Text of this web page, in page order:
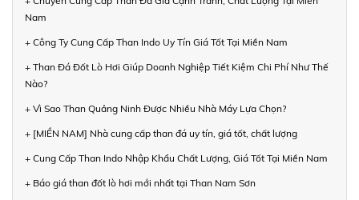
Nam
+ Công Ty Cung Cấp Than Indo Uy Tín Giá Tốt Tại Miền Nam
+ Than Đá Đốt Lò Hơi Giúp Doanh Nghiệp Tiết Kiệm Chi Phí Như Thế
Nào?
+ Vì Sao Than Quảng Ninh Được Nhiều Nhà Máy Lựa Chọn?
+ [MIỀN NAM] Nhà cung cấp than đá uy tín, giá tốt, chất lượng
+ Cung Cấp Than Indo Nhập Khẩu Chất Lượng, Giá Tốt Tại Miền Nam
+ Báo giá than đốt lò hơi mới nhất tại Than Nam Sơn